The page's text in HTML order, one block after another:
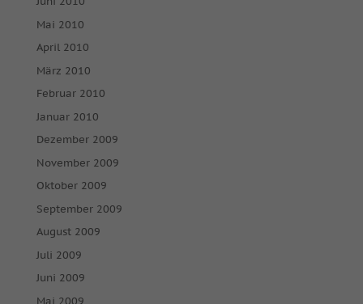
Mai 2010
April 2010
März 2010
Februar 2010
Januar 2010
Dezember 2009
November 2009
Oktober 2009
September 2009
August 2009
Juli 2009
Juni 2009
Mai 2009